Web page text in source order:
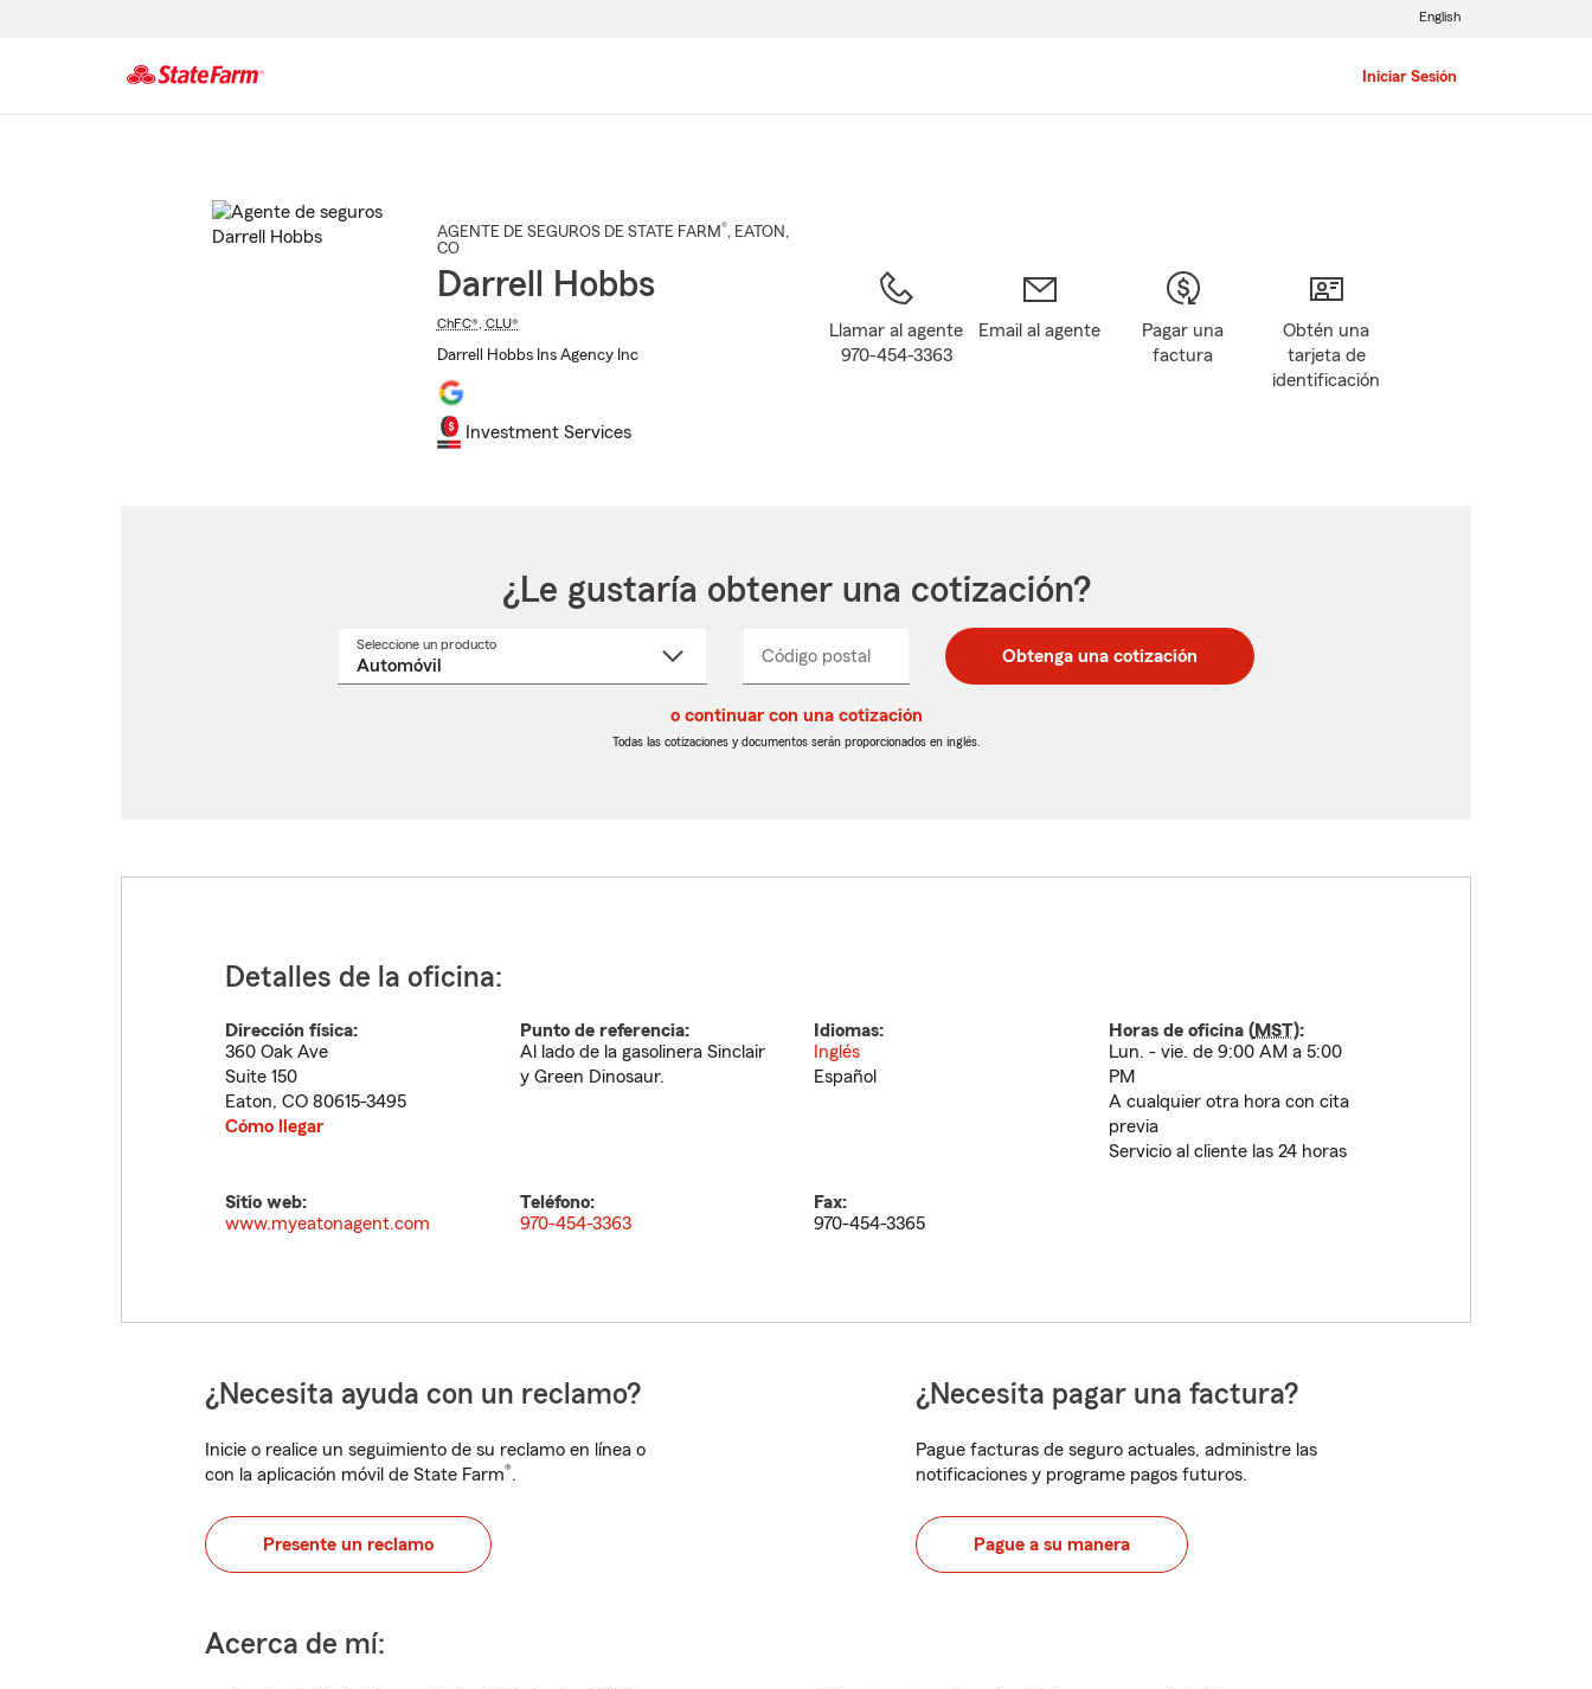
Iniciar Sesión
English
AGENTE DE SEGUROS DE STATE FARM®, EATON ,
CO
Darrell Hobbs
ChFC®, CLU®
Darrell Hobbs Ins Agency Inc
Investment Services
Llamar al agente
970-454-3363
Email al agente
Pagar una
factura
Obtén una
tarjeta de
identificación
¿Le gustaría obtener una cotización?
Seleccione un productoSeleccione
Código postal
postal
de
postal
de
_____ Obtenga una cotización
o continuar con una cotización
Todas las cotizaciones y documentos serán proporcionados en inglés.
Detalles de la oficina:
Dirección física:
360 Oak Ave
Suite 150
Eaton, CO 80615-3495
Cómo llegar
Punto de referencia:
Al lado de la gasolinera Sinclair
y Green Dinosaur.
Idiomas:
Inglés
Español
Horas de oficina (MST):
Lun. - vie. de 9:00 AM a 5:00
PM
A cualquier otra hora con cita
previa
Servicio al cliente las 24 horas
Sitio web:
www.myeatonagent.com
Teléfono:
970-454-3363
Fax:
970-454-3365
¿Necesita ayuda con un reclamo?
Inicie o realice un seguimiento de su reclamo en línea o
con la aplicación móvil de State Farm®.
Presente un reclamo
¿Necesita pagar una factura?
Pague facturas de seguro actuales, administre las
notificaciones y programe pagos futuros.
Pague a su manera
Acerca de mí: